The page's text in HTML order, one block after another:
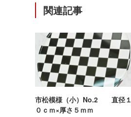
関連記事
市松模様（小）No.2 直径１
０ｃｍ×厚さ５ｍｍ